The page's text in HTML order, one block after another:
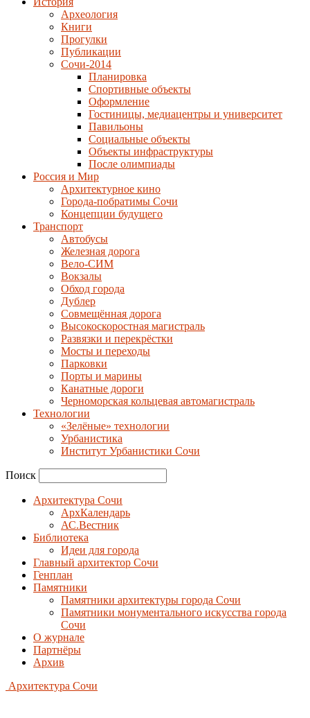
Археология
Книги
Прогулки
Публикации
Сочи-2014
Планировка
Спортивные объекты
Оформление
Гостиницы, медиацентры и университет
Павильоны
Социальные объекты
Объекты инфраструктуры
После олимпиады
Россия и Мир
Архитектурное кино
Города-побратимы Сочи
Концепции будущего
Транспорт
Автобусы
Железная дорога
Вело-СИМ
Вокзалы
Обход города
Дублер
Совмещённая дорога
Высокоскоростная магистраль
Развязки и перекрёстки
Мосты и переходы
Парковки
Порты и марины
Канатные дороги
Черноморская кольцевая автомагистраль
Технологии
«Зелёные» технологии
Урбанистика
Институт Урбанистики Сочи
Поиск
Архитектура Сочи
АрхКалендарь
АС.Вестник
Библиотека
Идеи для города
Главный архитектор Сочи
Генплан
Памятники
Памятники архитектуры города Сочи
Памятники монументального искусства города
Сочи
О журнале
Партнёры
Архив
Архитектура Сочи